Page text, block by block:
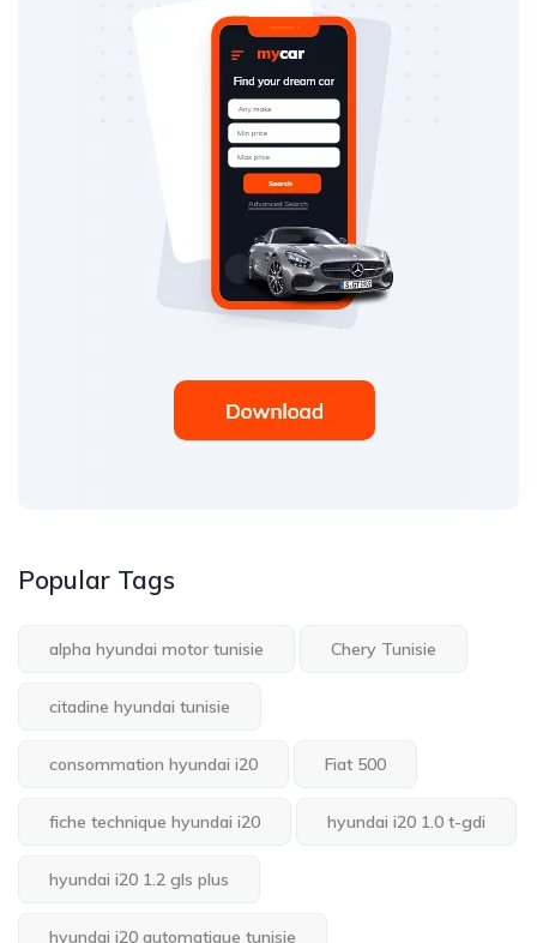
Popular Tags
alpha hyundai motor tunisie Chery Tunisie
citadine hyundai tunisie
consommation hyundai i20 Fiat 500
fiche technique hyundai i20 hyundai i20 1.0 t-gdi
hyundai i20 1.2 gls plus
hyundai i20 automatique tunisie